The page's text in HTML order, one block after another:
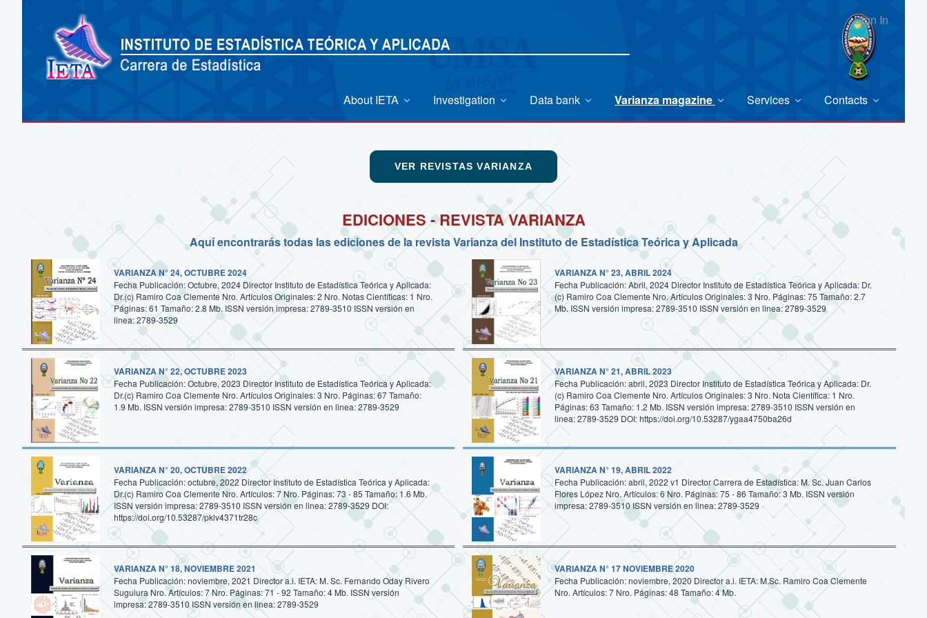
Sign In
About IETA Investigation Data bank Varianza magazine Services Contacts
VER REVISTAS VARIANZA
EDICIONES - REVISTA VARIANZA
Aquí encontrarás todas las ediciones de la revista Varianza del Instituto de Estadística Teórica y Aplicada
VARIANZA N° 24, OCTUBRE 2024
Fecha Publicación: Octubre, 2024 Director Instituto de Estadística Teórica y Aplicada:
Dr.(c) Ramiro Coa Clemente Nro. Artículos Originales: 2 Nro. Notas Científicas: 1 Nro.
Páginas: 61 Tamaño: 2.8 Mb. ISSN versión impresa: 2789-3510 ISSN versión en
linea: 2789-3529
VARIANZA N° 23, ABRIL 2024
Fecha Publicación: Abril, 2024 Director Instituto de Estadística Teórica y Aplicada: Dr.
(c) Ramiro Coa Clemente Nro. Artículos Originales: 3 Nro. Páginas: 75 Tamaño: 2.7
Mb. ISSN versión impresa: 2789-3510 ISSN versión en linea: 2789-3529
VARIANZA N° 22, OCTUBRE 2023
Fecha Publicación: Octubre, 2023 Director Instituto de Estadística Teórica y Aplicada:
Dr.(c) Ramiro Coa Clemente Nro. Artículos Originales: 3 Nro. Páginas: 67 Tamaño:
1.9 Mb. ISSN versión impresa: 2789-3510 ISSN versión en linea: 2789-3529
VARIANZA N° 21, ABRIL 2023
Fecha Publicación: abril, 2023 Director Instituto de Estadística Teórica y Aplicada: Dr.
(c) Ramiro Coa Clemente Nro. Artículos Originales: 3 Nro. Nota Científica: 1 Nro.
Páginas: 63 Tamaño: 1.2 Mb. ISSN versión impresa: 2789-3510 ISSN versión en
linea: 2789-3529 DOI: https://doi.org/10.53287/ygaa4750ba26d
VARIANZA N° 20, OCTUBRE 2022
Fecha Publicación: octubre, 2022 Director Instituto de Estadística Teórica y Aplicada:
Dr.(c) Ramiro Coa Clemente Nro. Artículos: 7 Nro. Páginas: 73 - 85 Tamaño: 1.6 Mb.
ISSN versión impresa: 2789-3510 ISSN versión en linea: 2789-3529 DOI:
https://doi.org/10.53287/pklv4371tr28c
VARIANZA N° 19, ABRIL 2022
Fecha Publicación: abril, 2022 v1 Director Carrera de Estadística: M. Sc. Juan Carlos
Flores López Nro. Artículos: 6 Nro. Páginas: 75 - 86 Tamaño: 3 Mb. ISSN versión
impresa: 2789-3510 ISSN versión en linea: 2789-3529
VARIANZA N° 18, NOVIEMBRE 2021
Fecha Publicación: noviembre, 2021 Director a.i. IETA: M. Sc. Fernando Oday Rivero
Suguiura Nro. Artículos: 7 Nro. Páginas: 71 - 92 Tamaño: 4 Mb. ISSN versión
impresa: 2789-3510 ISSN versión en linea: 2789-3529
VARIANZA N° 17 NOVIEMBRE 2020
Fecha Publicación: noviembre, 2020 Director a.i. IETA: M.Sc. Ramiro Coa Clemente
Nro. Artículos: 7 Nro. Páginas: 48 Tamaño: 4 Mb.